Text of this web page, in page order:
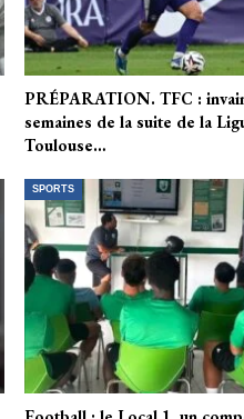
PRÉPARATION. TFC :
semaines de la suite de la
Toulouse…
SPORTS